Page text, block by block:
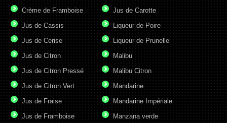
Crème de Framboise
Jus de Carotte
Jus de Cassis
Jus de Cerise
Jus de Citron
Jus de Citron Pressé
Jus de Citron Vert
Jus de Fraise
Jus de Framboise
Liqueur de Poire
Liqueur de Prunelle
Malibu
Malibu Citron
Mandarine
Mandarine Impériale
Manzana verde